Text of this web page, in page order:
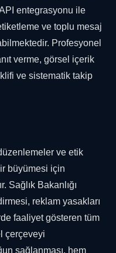
entegrasyonu ile
ve toplu mesaj
Profesyonel
verme, görsel içerik
ve sistematik takip
ve etik
büyümesi için
Sağlık Bakanlığı
reklam yasakları
faaliyet gösteren tüm
çerçeveyi
sağlanması, hem